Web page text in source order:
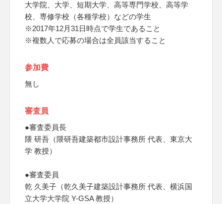
大学院、大学、短期大学、高等専門学校、高等学
校、専修学校（各種学校）などの学生
※2017年12月31日時点で学生であること
※複数人で応募の場合は全員該当すること
参加費
無し
審査員
●審査委員長
隈 研吾（隈研吾建築都市設計事務所 代表、東京大
学 教授）
●審査委員
乾 久美子（乾久美子建築設計事務所 代表、横浜国
立大学大学院 Y-GSA 教授）